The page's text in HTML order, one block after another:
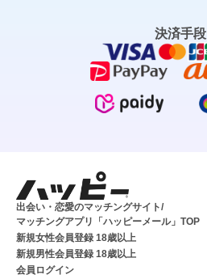
決済手段
出会い・恋愛のマッチングサイト/
マッチングアプリ「ハッピーメール」TOP
新規女性会員登録 18歳以上
新規男性会員登録 18歳以上
会員ログイン